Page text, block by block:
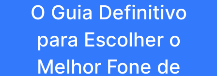
O Guia Definitivo
para Escolher o
Melhor Fone de